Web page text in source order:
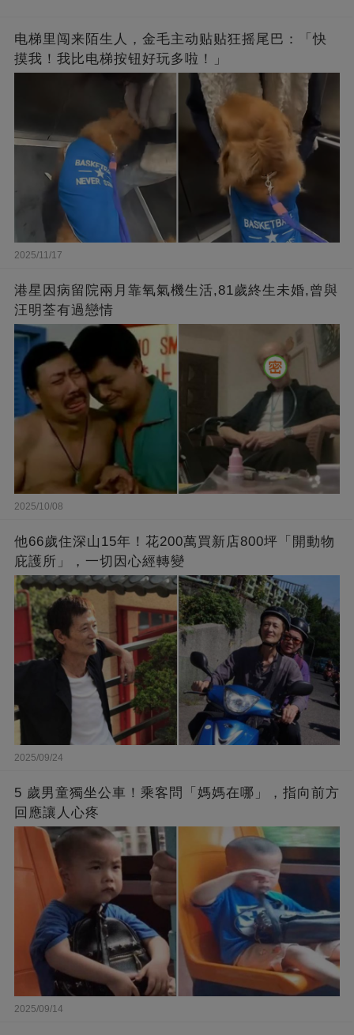
电梯里闯来陌生人，金毛主动贴贴狂摇尾巴：「快
摸我！我比电梯按钮好玩多啦！」
2025/11/17
港星因病留院兩月靠氧氣機生活,81歲終生未婚,曾與
汪明荃有過戀情
2025/10/08
他66歲住深山15年！花200萬買新店800坪「開動物
庇護所」，一切因心經轉變
2025/09/24
5 歲男童獨坐公車！乘客問「媽媽在哪」，指向前方
回應讓人心疼
2025/09/14